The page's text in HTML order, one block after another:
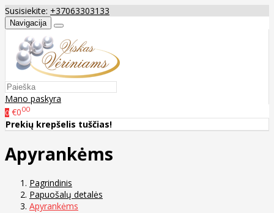
Susisiekite: +37063303133
Navigacija
Mano paskyra
0 €000
Prekių krepšelis tuščias!
Apyrankėms
Pagrindinis
Papuošalų detalės
Apyrankėms